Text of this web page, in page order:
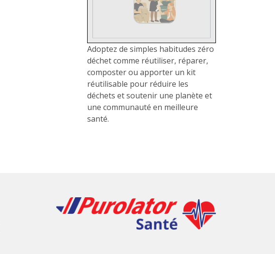
Adoptez de simples habitudes zéro
déchet comme réutiliser, réparer,
composter ou apporter un kit
réutilisable pour réduire les
déchets et soutenir une planète et
une communauté en meilleure
santé.
Home